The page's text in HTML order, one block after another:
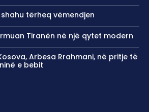
tërheq vëmendjen
Tiranën në një qytet modern
Arbesa Rrahmani, në pritje të
e bebit